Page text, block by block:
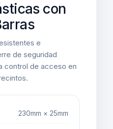
con
e
de seguridad
control de acceso en
230mm × 25mm